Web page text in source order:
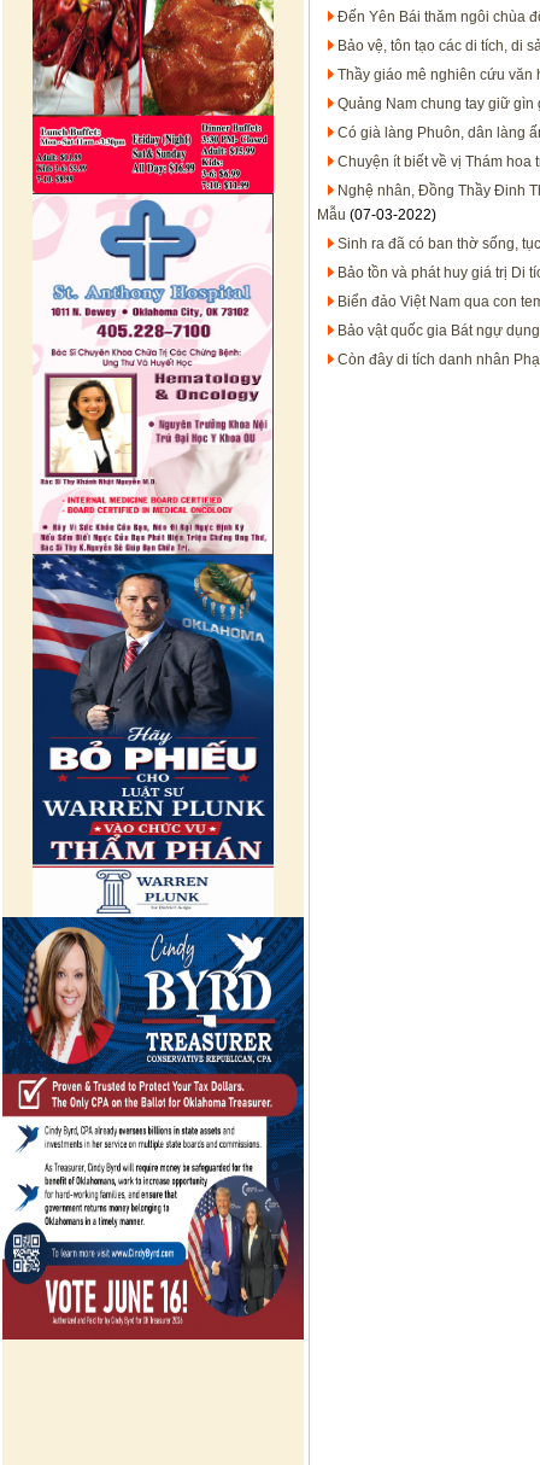
Đến Yên Bái thăm ngôi chùa
Bảo vệ, tôn tạo các di tích, di
Thầy giáo mê nghiên cứu văn
Quảng Nam chung tay giữ gìn
Có già làng Phuôn, dân làng
Chuyện ít biết về vị Thám hoa
Nghệ nhân, Đồng Thầy Đinh
Mẫu (07-03-2022)
Sinh ra đã có ban thờ sống,
Bảo tồn và phát huy giá trị Di
Biển đảo Việt Nam qua con
Bảo vật quốc gia Bát ngự
Còn đây di tích danh nhân